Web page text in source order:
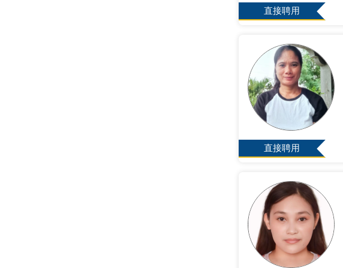
直接聘用
直接聘用